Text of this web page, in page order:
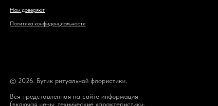
Нам доверяют
Политика конфиденциальности
© 2026. Бутик ритуальной флористики.
Вся представленная на сайте информация
(включая цены, технические характеристики,